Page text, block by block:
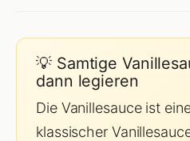
💡 Samtige
dann legieren
Die Vanillesauce ist
klassischer